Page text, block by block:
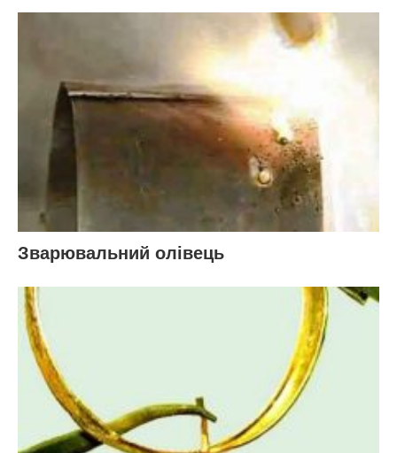
Зварювальний олівець